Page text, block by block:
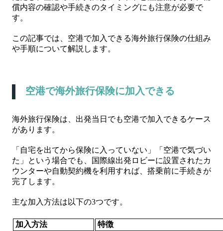
償内容の確認や手続きのタイミングにも注意が必要で
す。
この記事では、空港で加入できる海外旅行保険の仕組み
や手順について解説します。
空港で海外旅行保険に加入できる
海外旅行保険は、出発当日でも空港で加入できるケース
があります。
「自宅を出てから保険に入っていない」「空港で気づい
た」という場合でも、国際線出発ロビーに設置されたカ
ウンターや自動契約機を利用すれば、搭乗前に手続きが
完了します。
主な加入方法は以下の3つです。
加入方法 特徴